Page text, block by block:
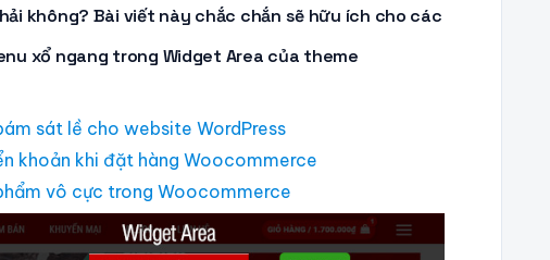
không? Bài viết này chắc chắn sẽ hữu ích cho các
xổ ngang trong Widget Area của theme
sát lề cho website WordPress
khoản khi đặt hàng Woocommerce
vô cực trong Woocommerce